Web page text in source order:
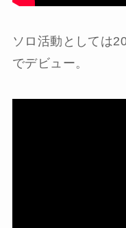
ソロ活動としては
でデビュー。